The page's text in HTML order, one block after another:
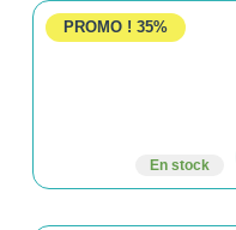
PROMO ! 35%
En stock